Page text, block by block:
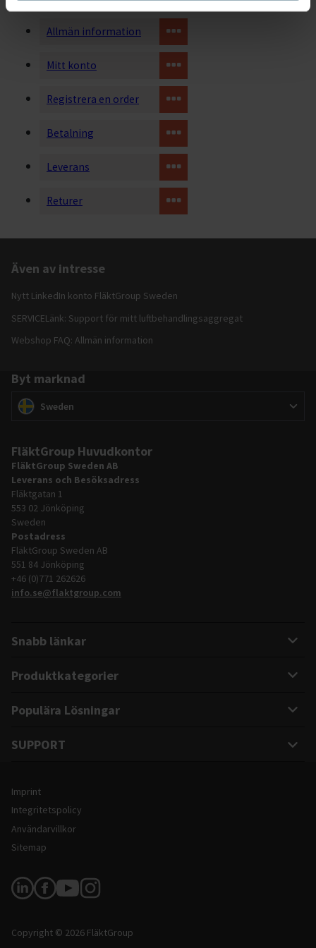
Allmän information
Mitt konto
Registrera en order
Betalning
Leverans
Returer
Även av intresse
Nytt LinkedIn konto FläktGroup Sweden
SERVICELänk: Support för mitt luftbehandlingsaggregat
Webshop FAQ: Allmän information
Byt marknad
Byt marknad
(Sweden
FläktGroup Huvudkontor
FläktGroup Sweden AB
Leverans och Besöksadress
Fläktgatan 1
553 02 Jönköping
Sweden
Postadress
FläktGroup Sweden AB
551 84 Jönköping
+46 (0)771 262626
info.se@flaktgroup.com
Snabb länkar
Produktkategorier
Populära Lösningar
SUPPORT
Juridisk information och webbplatsinformation
Imprint
Integritetspolicy
Användarvillkor
Sitemap
Följ oss
Copyright © 2026 FläktGroup